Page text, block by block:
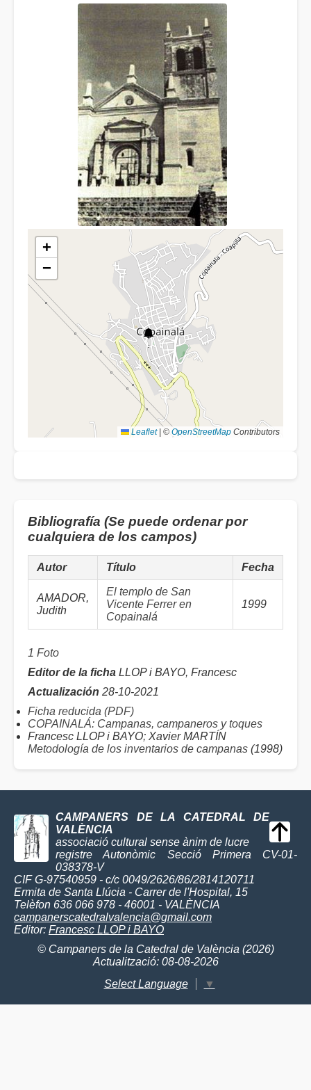
+
−
Leaflet © OpenStreetMap Contributors
Bibliografía (Se puede ordenar por
cualquiera de los campos)
Autor Título Fecha
AMADOR,
Judith
El templo de San
Vicente Ferrer en
Copainalá
1999
1 Foto
Editor de la ficha LLOP i BAYO, Francesc
Actualización 28-10-2021
Ficha reducida (PDF)
COPAINALÁ: Campanas, campaneros y toques
Francesc LLOP i BAYO; Xavier MARTÍN
Metodología de los inventarios de campanas (1998)
CAMPANERS DE LA CATEDRAL DE
VALÈNCIA
associació cultural sense ànim de lucre
registre Autonòmic Secció Primera CV-01-
038378-V
CIF G-97540959 - c/c 0049/2626/86/2814120711
Ermita de Santa Llúcia - Carrer de l'Hospital, 15
Telèfon 636 066 978 - 46001 - VALÈNCIA
campanerscatedralvalencia@gmail.com
Editor: Francesc LLOP i BAYO
© Campaners de la Catedral de València (2026)
Actualització: 08-08-2026
Select Language
▼